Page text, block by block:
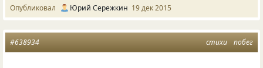
Опубликовал Юрий Сережкин 19 дек 2015
стихи побег
#638934